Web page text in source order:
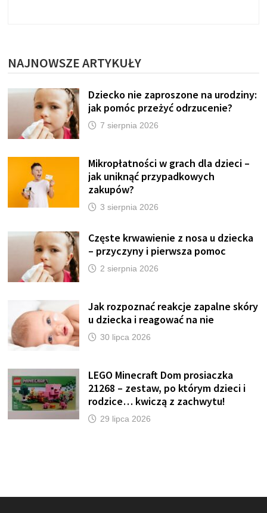
NAJNOWSZE ARTYKUŁY
Dziecko nie zaproszone na urodziny:
jak pomóc przeżyć odrzucenie?
7 sierpnia 2026
Mikropłatności w grach dla dzieci –
jak uniknąć przypadkowych
zakupów?
3 sierpnia 2026
Częste krwawienie z nosa u dziecka
– przyczyny i pierwsza pomoc
2 sierpnia 2026
Jak rozpoznać reakcje zapalne skóry
u dziecka i reagować na nie
30 lipca 2026
LEGO Minecraft Dom prosiaczka
21268 – zestaw, po którym dzieci i
rodzice… kwiczą z zachwytu!
29 lipca 2026